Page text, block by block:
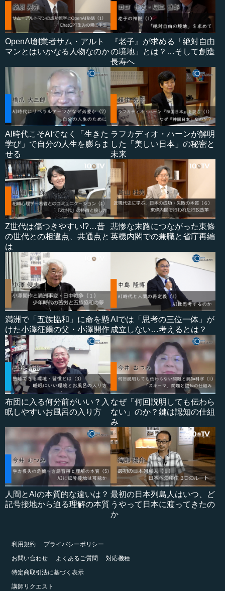
OpenAI創業者サム・アルト
マンとはいかなる人物なのか
『老子』が求める「絶対自由
の境地」とは？…そして創造
長寿へ
AI時代こそAIでなく「生きた
学び」で自分の人生を膨らま
せる
ラフカディオ・ハーンが解明
した「美しい日本」の秘密と
未来
Z世代は傷つきやすい!?…昔
の世代との相違点、共通点と
は
悲惨な末路につながった東條
英機内閣での兼職と省庁再編
満洲で「五族協和」に命を懸
けた小澤征爾の父・小澤開作
AIでは「思考の三位一体」が
成立しない…考えるとは？
布団に入る何分前がいい？入
眠しやすいお風呂の入り方
なぜ「何回説明しても伝わら
ない」のか？鍵は認知の仕組
み
人間とAIの本質的な違いは？
記号接地から迫る理解の本質
最初の日本列島人はいつ、ど
うやって日本に渡ってきたの
か
利用規約
プライバシーポリシー
お問い合わせ
よくあるご質問
対応機種
特定商取引法に基づく表示
講師リクエスト